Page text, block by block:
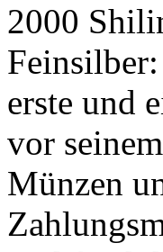
2000
erste und
vor
Münzen